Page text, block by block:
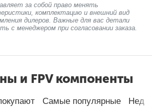
за собой право менять
комплектацию и внешний вид
дилеров. Важные для вас детали
с менеджером при согласовании заказа.
и FPV компоненты
Самые популярные